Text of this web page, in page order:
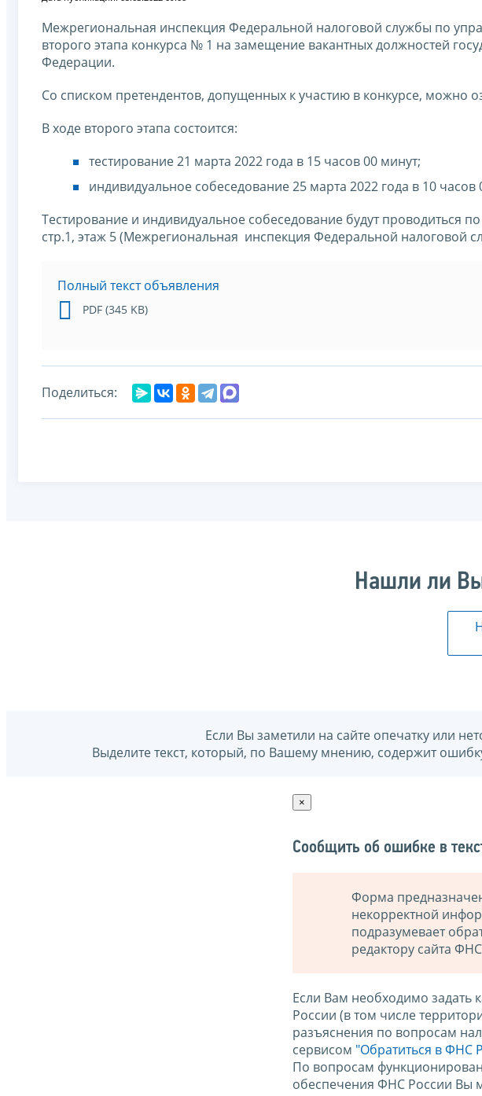
Межрегиональная инспекция Федеральной налоговой службы по
второго этапа конкурса № 1 на замещение вакантных должностей
Федерации.
Со списком претендентов, допущенных к участию в конкурсе, можно
В ходе второго этапа состоится:
тестирование 21 марта 2022 года в 15 часов 00 минут;
индивидуальное собеседование 25 марта 2022 года в 10 часов
Тестирование и индивидуальное собеседование будут проводиться
стр.1, этаж 5 (Межрегиональная инспекция Федеральной налоговой
Полный текст объявления
PDF (345 KB)
Поделиться:
Нашли ли
Если Вы заметили на сайте опечатку или
Выделите текст, который, по Вашему мнению, содержит
×
Сообщить об ошибке в
Форма
некорректной
подразумевает
редактору сайта
Если Вам необходимо задать
России (в том числе
разъяснения по вопросам
сервисом "Обратиться в ФНС
По вопросам
обеспечения ФНС России Вы